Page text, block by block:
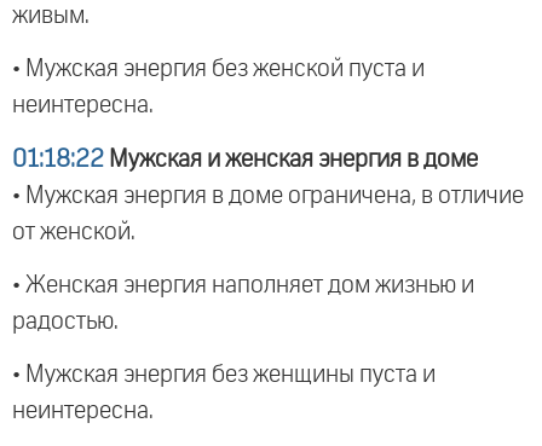
живым.
• Мужская энергия без женской пуста и
неинтересна.
01:18:22 Мужская и женская энергия в доме
• Мужская энергия в доме ограничена, в отличие
от женской.
• Женская энергия наполняет дом жизнью и
радостью.
• Мужская энергия без женщины пуста и
неинтересна.